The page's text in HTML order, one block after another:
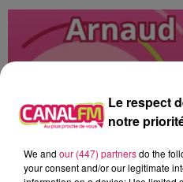
Le respect
notre
We and our (447) partnersdo the
your consent and/or our legitimate